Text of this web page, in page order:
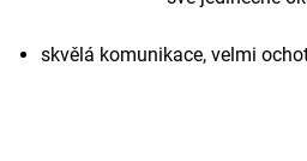
skvělá komunikace, velmi